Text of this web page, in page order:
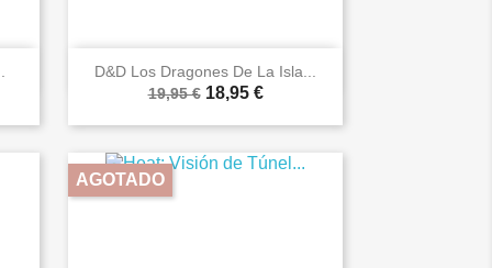
D&D Los Dragones De La Isla...
19,95 € 18,95 €
Vista rápida
AGOTADO